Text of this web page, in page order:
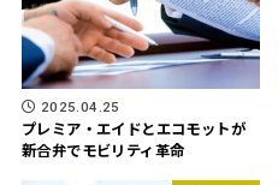
2025.04.25
プレミア・エイドとエコモットが
新合弁でモビリティ革命